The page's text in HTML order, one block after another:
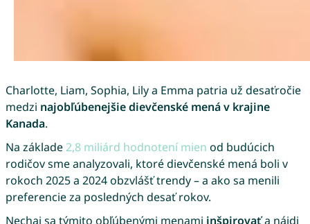
Charlotte, Liam, Sophia, Lily a Emma patria už desaťročie
medzi najobľúbenejšie dievčenské mená v krajine
Kanada.
Na základe2,8 miliárd hodnotení mien od budúcich
rodičov sme analyzovali, ktoré dievčenské mená boli v
rokoch 2025 a 2024 obzvlášť trendy – a ako sa menili
preferencie za posledných desať rokov.
Nechaj sa týmito obľúbenými menami inšpirovaťa nájdi